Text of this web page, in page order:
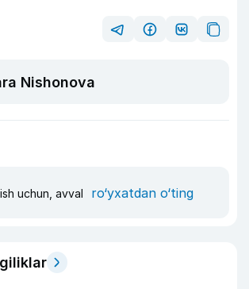
Nishonova
uchun, avval ro‘yxatdan o‘ting